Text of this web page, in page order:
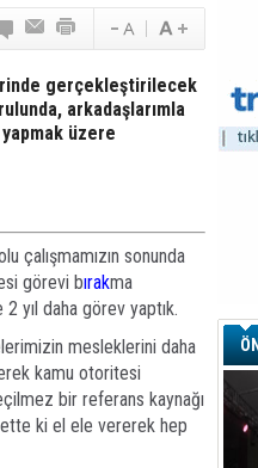
gerçekleştirilecek
arkadaşlarımla
üzere
çalışmamızın sonunda
görevi bırakma
yıl daha görev yaptık.
mesleklerini daha
kamu otoritesi
bir referans kaynağı
ki el ele vererek hep